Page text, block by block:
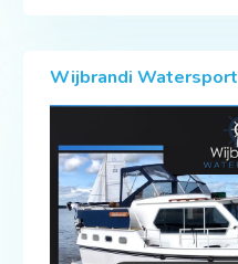
Wijbrandi Watersport